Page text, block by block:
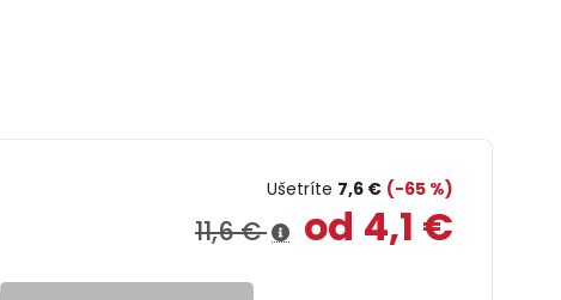
Ušetríte 7,6 € (-65 %)
11,6 € od 4,1 €